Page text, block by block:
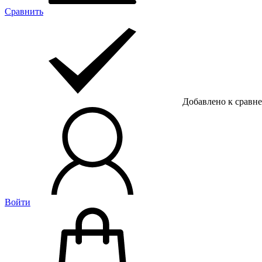
Сравнить
Добавлено к
Войти